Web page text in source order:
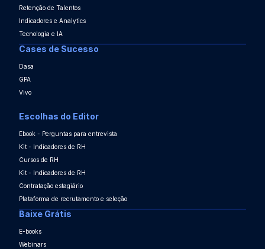
Retenção de Talentos
Indicadores e Analytics
Tecnologia e IA
Cases de Sucesso
Dasa
GPA
Vivo
Escolhas do Editor
Ebook - Perguntas para entrevista
Kit - Indicadores de RH
Cursos de RH
Kit - Indicadores de RH
Contratação estagiário
Plataforma de recrutamento e seleção
Baixe Grátis
E-books
Webinars